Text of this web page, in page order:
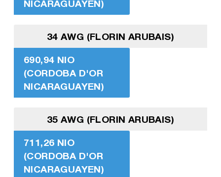
NICARAGUAYEN)
34 AWG (FLORIN ARUBAIS)
690,94 NIO
(CORDOBA D'OR
NICARAGUAYEN)
35 AWG (FLORIN ARUBAIS)
711,26 NIO
(CORDOBA D'OR
NICARAGUAYEN)